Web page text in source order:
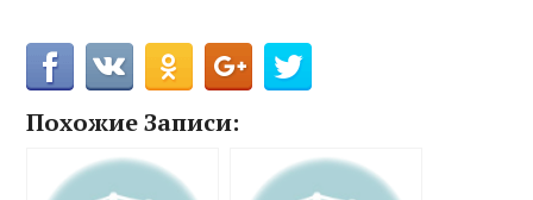
Похожие Записи: